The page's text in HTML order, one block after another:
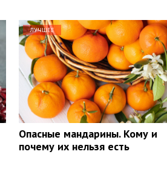
ЛУЧШЕЕ
Опасные мандарины. Кому и
почему их нельзя есть